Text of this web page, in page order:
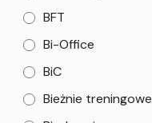
BFT
Bi-Office
BiC
Bieżnie treningowe